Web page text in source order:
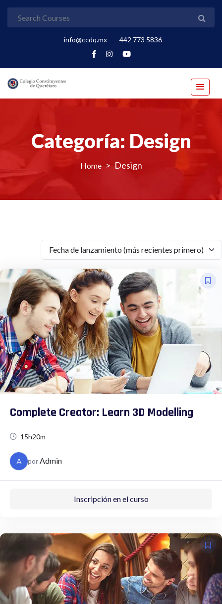
info@ccdq.mx 442 773 5836
Categoría: Design
> Design
Fecha de lanzamiento (más recientes primero)
Complete Creator: Learn 3D Modelling
15h20m
A porAdmin
Inscripción en el curso